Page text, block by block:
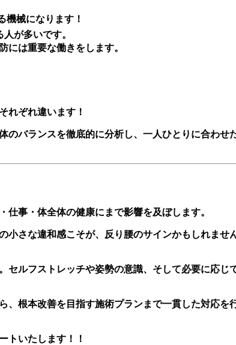
機械になります！
が多いです。
予防には重要な働きをします。
れぞれ違います！
バランスを徹底的に分析し、一人ひとりに合わ
事・体全体の健康にまで影響を及ぼします。
小さな違和感こそが、反り腰のサインかもしれま
ルフストレッチや姿勢の意識、そして必要に応
根本改善を目指す施術プランまで一貫した対応
トいたします！！